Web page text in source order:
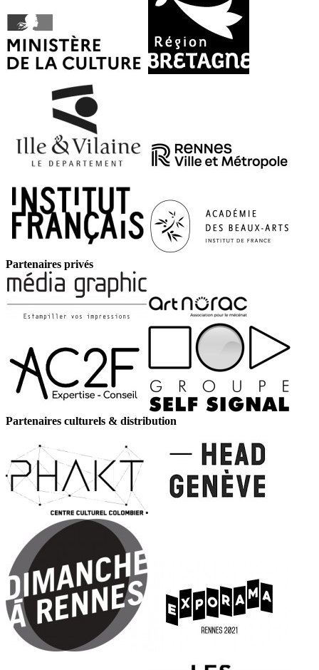
Partenaires privés
Partenaires culturels & distribution